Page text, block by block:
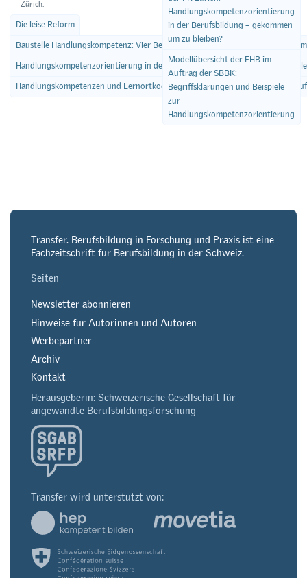
Zürich.
Die leise Reform
Baustelle Handlungskompetenz: Vier Berufsreformen zwischen
Handlungskompetenzorientierung in der Berufsbildung – gekommen um zu
Handlungskompetenzen und Lernortkooperation: Mehrwert oder nur
Handlungskompetenzorientierung
in der Berufsbildung – gekommen
um zu bleiben?
Modellübersicht der EHB im
Auftrag der SBBK:
Begriffsklärungen und Beispiele
zur
Handlungskompetenzorientierung
Transfer. Berufsbildung in Forschung und Praxis ist eine
Fachzeitschrift für Berufsbildung in der Schweiz.
Seiten
Newsletter abonnieren
Hinweise für Autorinnen und Autoren
Werbepartner
Archiv
Kontakt
Herausgeberin: Schweizerische Gesellschaft für
angewandte Berufsbildungsforschung
Transfer wird unterstützt von: